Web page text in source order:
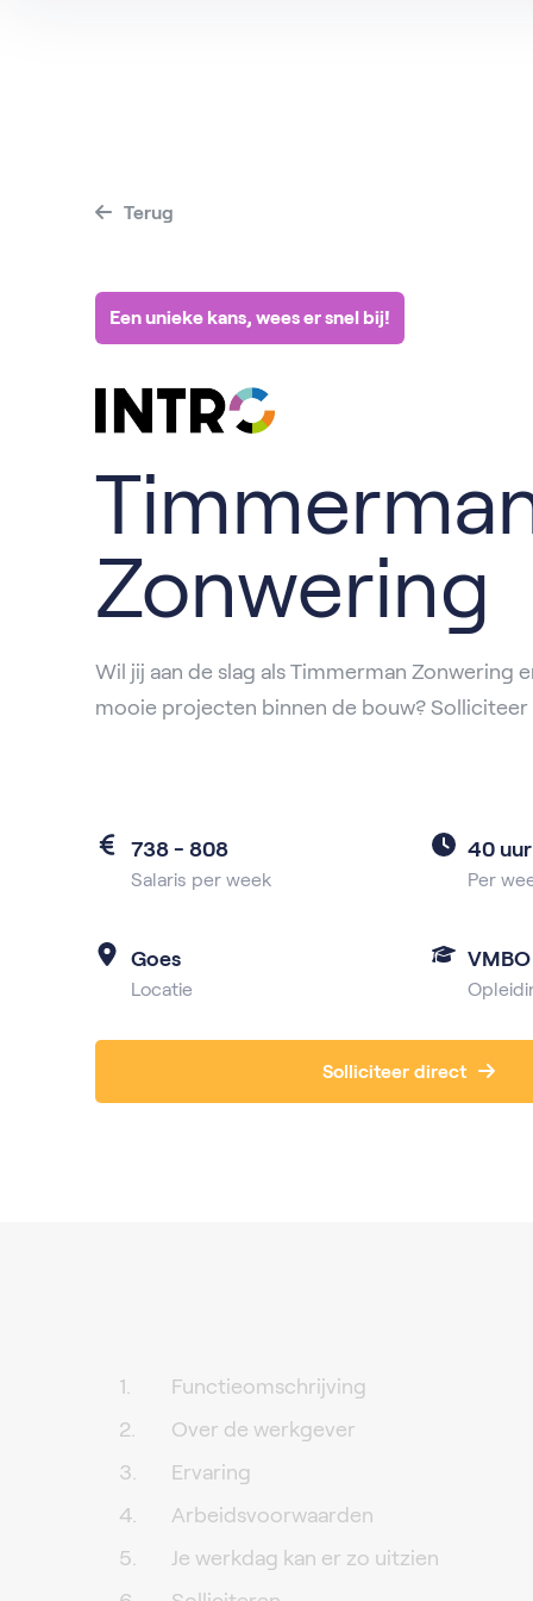
Terug
Een unieke kans, wees er snel bij!
Zonwering
Wil jij aan de slag als Timmerman Zonwering
mooie projecten binnen de bouw? Solliciteer
738 - 808
Salaris per week
40 uur
Per
Goes
Locatie
VMBO
Solliciteer direct
Functieomschrijving
Over de werkgever
Ervaring
Arbeidsvoorwaarden
Je werkdag kan er zo uitzien